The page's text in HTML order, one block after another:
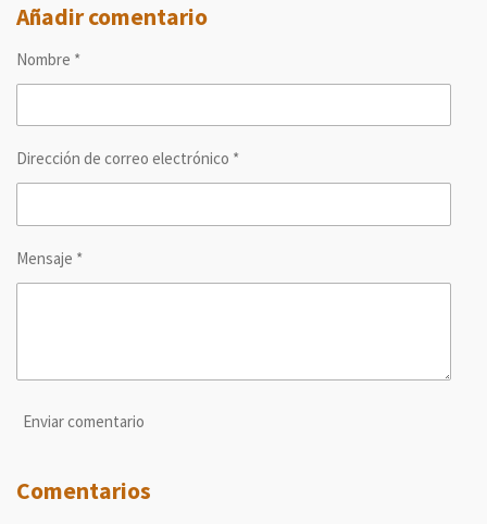
p
a
t
p
a
p
a
p
a
Añadir comentario
Nombre *
Dirección de correo electrónico *
Mensaje *
Enviar comentario
Comentarios